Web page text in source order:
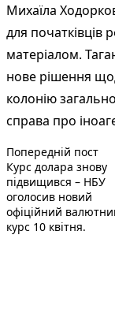
Михаїла
для початківців
матеріалом.
нове рішення
колонію
справа про
Навігація
записів
Попередній пост
Курс долара знову
підвищився – НБУ
оголосив новий
офіційний
курс 10 квітня.